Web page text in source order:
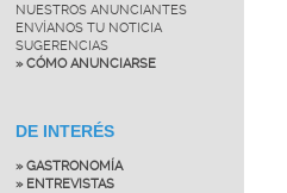
NUESTROS ANUNCIANTES
ENVÍANOS TU NOTICIA
SUGERENCIAS
» CÓMO ANUNCIARSE
DE INTERÉS
» GASTRONOMÍA
» ENTREVISTAS